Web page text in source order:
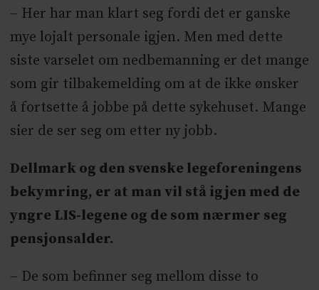
– Her har man klart seg fordi det er ganske
mye lojalt personale igjen. Men med dette
siste varselet om nedbemanning er det mange
som gir tilbakemelding om at de ikke ønsker
å fortsette å jobbe på dette sykehuset. Mange
sier de ser seg om etter ny jobb.
Dellmark og den svenske legeforeningens
bekymring, er at man vil stå igjen med de
yngre LIS-legene og de som nærmer seg
pensjonsalder.
– De som befinner seg mellom disse to